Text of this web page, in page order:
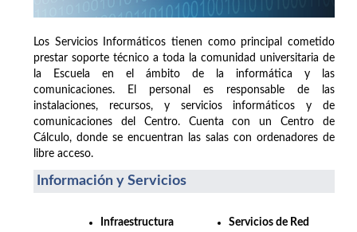
Los Servicios Informáticos tienen como principal cometido
prestar soporte técnico a toda la comunidad universitaria de
la Escuela en el ámbito de la informática y las
comunicaciones. El personal es responsable de las
instalaciones, recursos, y servicios informáticos y de
comunicaciones del Centro. Cuenta con un Centro de
Cálculo, donde se encuentran las salas con ordenadores de
libre acceso.
Información y Servicios
Infraestructura
Servicios de Red